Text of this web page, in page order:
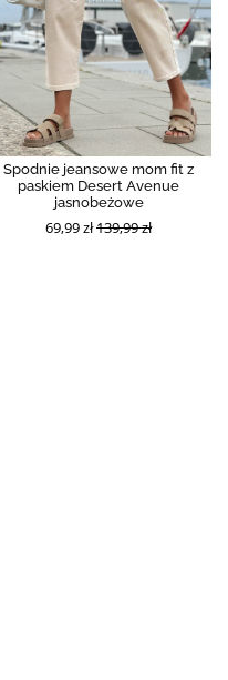
Spodnie jeansowe mom fit z
paskiem Desert Avenue
jasnobeżowe
69,99 zł139,99 zł